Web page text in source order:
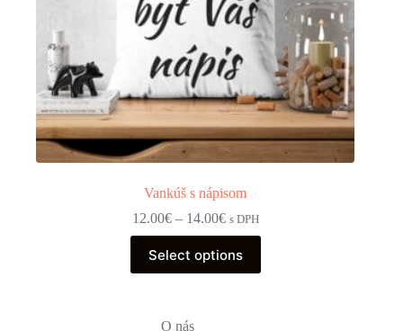
Vankúš s nápisom
12.00€ – 14.00€Price
range:
12.00€
through
s DPH
Select options
produkt
má
O nás